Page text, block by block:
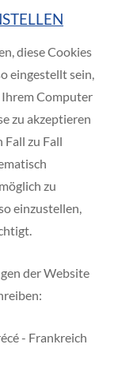
diese Cookies
eingestellt sein,
Computer
zu akzeptieren
Fall zu Fall
zu
einzustellen,
der Website
- Frankreich